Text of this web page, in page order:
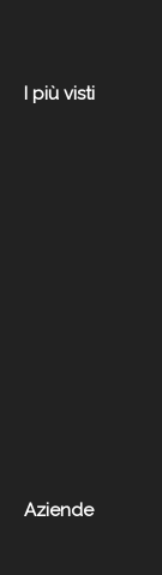
I più visti
Aziende